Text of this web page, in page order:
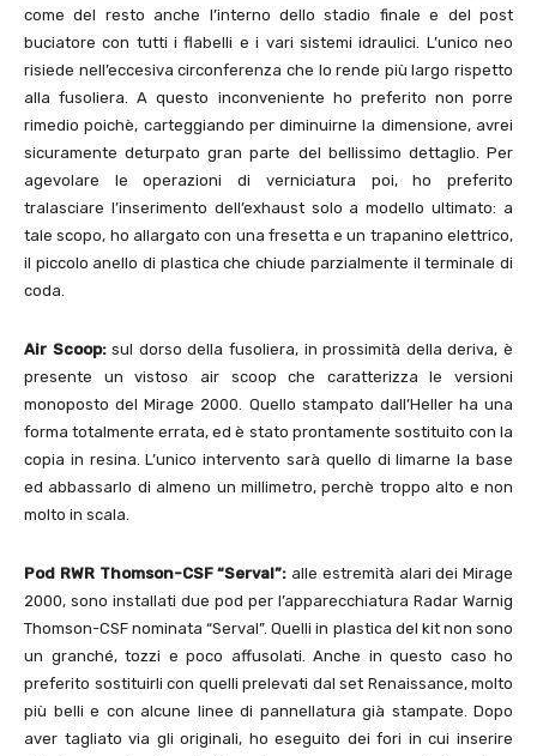
come del resto anche l’interno dello stadio finale e del post
buciatore con tutti i flabelli e i vari sistemi idraulici. L’unico neo
risiede nell’eccesiva circonferenza che lo rende più largo rispetto
alla fusoliera. A questo inconveniente ho preferito non porre
rimedio poichè, carteggiando per diminuirne la dimensione, avrei
sicuramente deturpato gran parte del bellissimo dettaglio. Per
agevolare le operazioni di verniciatura poi, ho preferito
tralasciare l’inserimento dell’exhaust solo a modello ultimato: a
tale scopo, ho allargato con una fresetta e un trapanino elettrico,
il piccolo anello di plastica che chiude parzialmente il terminale di
coda.
Air Scoop:sul dorso della fusoliera, in prossimità della deriva, è
presente un vistoso air scoop che caratterizza le versioni
monoposto del Mirage 2000. Quello stampato dall’Heller ha una
forma totalmente errata, ed è stato prontamente sostituito con la
copia in resina. L’unico intervento sarà quello di limarne la base
ed abbassarlo di almeno un millimetro, perchè troppo alto e non
molto in scala.
Pod RWR Thomson-CSF “Serval”: alle estremità alari dei Mirage
2000, sono installati due pod per l’apparecchiatura Radar Warnig
Thomson-CSF nominata “Serval”. Quelli in plastica del kit non sono
un granché, tozzi e poco affusolati. Anche in questo caso ho
preferito sostituirli con quelli prelevati dal set Renaissance, molto
più belli e con alcune linee di pannellatura già stampate. Dopo
aver tagliato via gli originali, ho eseguito dei fori in cui inserire